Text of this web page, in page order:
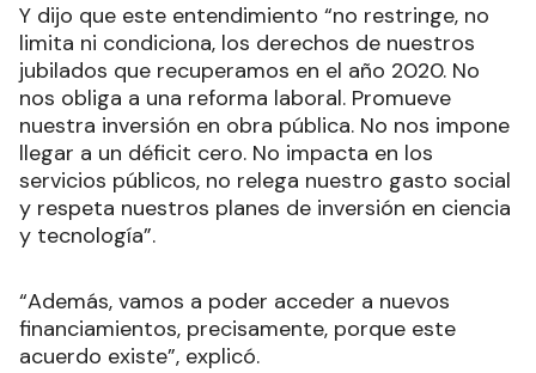
Y dijo que este entendimiento “no restringe, no
limita ni condiciona, los derechos de nuestros
jubilados que recuperamos en el año 2020. No
nos obliga a una reforma laboral. Promueve
nuestra inversión en obra pública. No nos impone
llegar a un déficit cero. No impacta en los
servicios públicos, no relega nuestro gasto social
y respeta nuestros planes de inversión en ciencia
y tecnología”.
“Además, vamos a poder acceder a nuevos
financiamientos, precisamente, porque este
acuerdo existe”, explicó.